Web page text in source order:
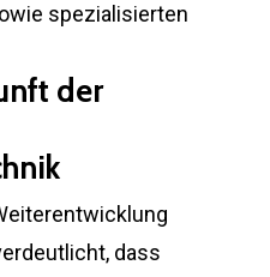
spezialisierten
der
dass